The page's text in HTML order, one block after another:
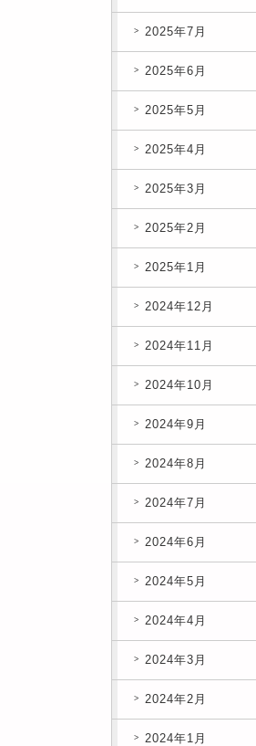
2025年7月
2025年6月
2025年5月
2025年4月
2025年3月
2025年2月
2025年1月
2024年12月
2024年11月
2024年10月
2024年9月
2024年8月
2024年7月
2024年6月
2024年5月
2024年4月
2024年3月
2024年2月
2024年1月